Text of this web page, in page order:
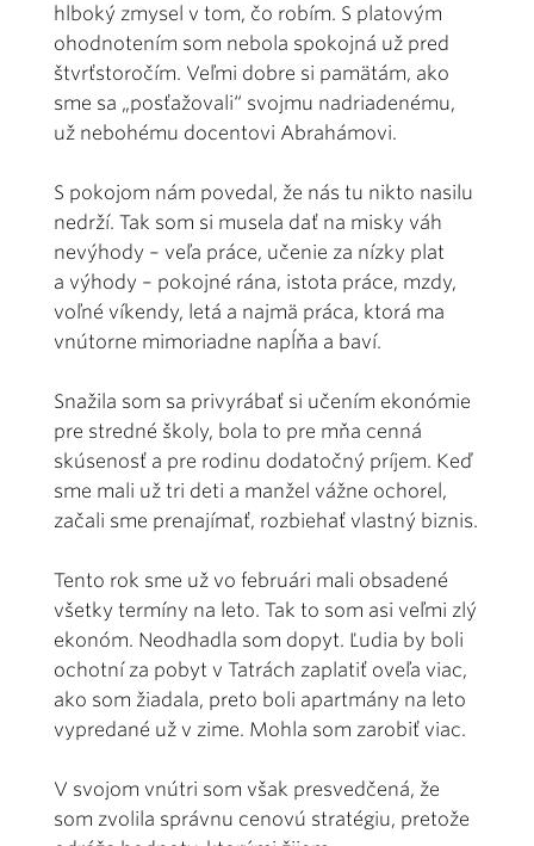
hlboký zmysel v tom, čo robím. S platovým
ohodnotením som nebola spokojná už pred
štvrťstoročím. Veľmi dobre si pamätám, ako
sme sa „posťažovali“ svojmu nadriadenému,
už nebohému docentovi Abrahámovi.
S pokojom nám povedal, že nás tu nikto nasilu
nedrží. Tak som si musela dať na misky váh
nevýhody – veľa práce, učenie za nízky plat
a výhody – pokojné rána, istota práce, mzdy,
voľné víkendy, letá a najmä práca, ktorá ma
vnútorne mimoriadne napĺňa a baví.
Snažila som sa privyrábať si učením ekonómie
pre stredné školy, bola to pre mňa cenná
skúsenosť a pre rodinu dodatočný príjem. Keď
sme mali už tri deti a manžel vážne ochorel,
začali sme prenajímať, rozbiehať vlastný biznis.
Tento rok sme už vo februári mali obsadené
všetky termíny na leto. Tak to som asi veľmi zlý
ekonóm. Neodhadla som dopyt. Ľudia by boli
ochotní za pobyt v Tatrách zaplatiť oveľa viac,
ako som žiadala, preto boli apartmány na leto
vypredané už v zime. Mohla som zarobiť viac.
V svojom vnútri som však presvedčená, že
som zvolila správnu cenovú stratégiu, pretože